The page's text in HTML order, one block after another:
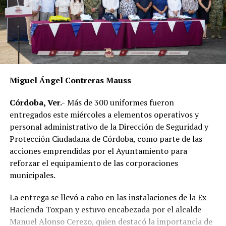
necesidades diarias.
Dulce María Alducin Vallejo, habitante de la comunidad,
explicó que la petición fue presentada ante las
autoridades municipales y que, tras las gestiones
realizadas en conjunto con Hidrosistema, fue posible
concretar la obra que hoy permite mejorar el
Además de incrementar la capacidad de conducción, la
nueva infraestructura incorpora válvulas y materiales de
mayor resistencia, lo que permitirá mantener una mejor
operación del sistema y disminuir las afectaciones
derivadas de fallas en la red.
Con esta ampliación, las autoridades municipales buscan
fortalecer la infraestructura hidráulica en las
comunidades rurales y mejorar el acceso al agua potable
para cientos de familias que durante años enfrentaron
Miguel Ángel Contreras Mauss
Córdoba, Ver.- Más de 300 uniformes fueron
entregados este miércoles a elementos operativos y
personal administrativo de la Dirección de Seguridad y
Protección Ciudadana de Córdoba, como parte de las
acciones emprendidas por el Ayuntamiento para
reforzar el equipamiento de las corporaciones
municipales.
La entrega se llevó a cabo en las instalaciones de la Ex
Hacienda Toxpan y estuvo encabezada por el alcalde
Manuel Alonso Cerezo, quien destacó la importancia de